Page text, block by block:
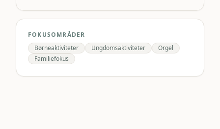
FOKUSOMRÅDER
Børneaktiviteter
Ungdomsaktiviteter
Orgel
Familiefokus